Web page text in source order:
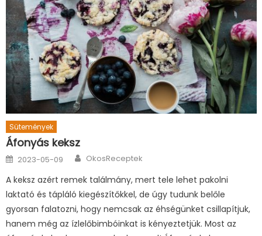
Sütemények
Áfonyás keksz
Posted
on
2023-05-09 Author
OkosReceptek
A keksz azért remek találmány, mert tele lehet pakolni
laktató és tápláló kiegészítőkkel, de úgy tudunk belőle
gyorsan falatozni, hogy nemcsak az éhségünket csillapítjuk,
hanem még az ízlelőbimbóinkat is kényeztetjük. Most az